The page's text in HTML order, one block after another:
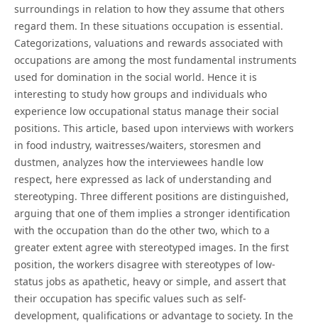
surroundings in relation to how they assume that others
regard them. In these situations occupation is essential.
Categorizations, valuations and rewards associated with
occupations are among the most fundamental instruments
used for domination in the social world. Hence it is
interesting to study how groups and individuals who
experience low occupational status manage their social
positions. This article, based upon interviews with workers
in food industry, waitresses/waiters, storesmen and
dustmen, analyzes how the interviewees handle low
respect, here expressed as lack of understanding and
stereotyping. Three different positions are distinguished,
arguing that one of them implies a stronger identification
with the occupation than do the other two, which to a
greater extent agree with stereotyped images. In the first
position, the workers disagree with stereotypes of low-
status jobs as apathetic, heavy or simple, and assert that
their occupation has specific values such as self-
development, qualifications or advantage to society. In the